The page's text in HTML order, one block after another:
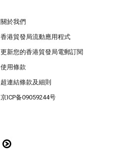
關於我們
香港貿發局流動應用程式
更新您的香港貿發局電郵訂閱
使用條款
超連結條款及細則
京ICP备09059244号